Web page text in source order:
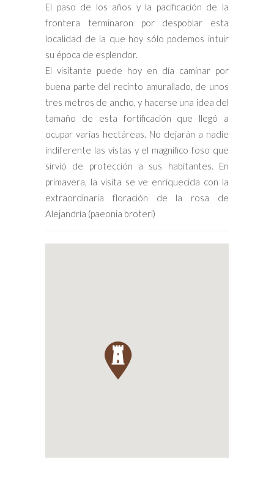
El paso de los años y la pacificación de la
frontera terminaron por despoblar esta
localidad de la que hoy sólo podemos intuir
su época de esplendor.
El visitante puede hoy en día caminar por
buena parte del recinto amurallado, de unos
tres metros de ancho, y hacerse una idea del
tamaño de esta fortificación que llegó a
ocupar varias hectáreas. No dejarán a nadie
indiferente las vistas y el magnífico foso que
sirvió de protección a sus habitantes. En
primavera, la visita se ve enriquecida con la
extraordinaria floración de la rosa de
Alejandría (paeonia broteri)